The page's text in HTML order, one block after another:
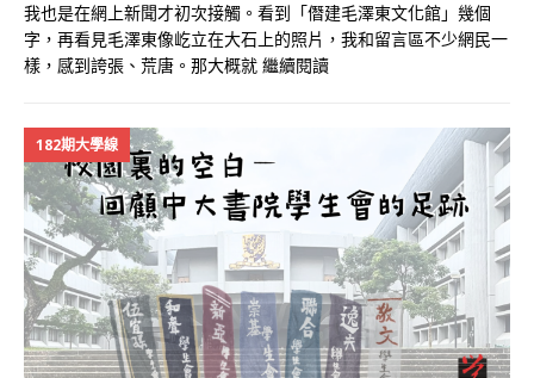
我也是在網上新聞才初次接觸。看到「僭建毛澤東文化館」幾個
字，再看見毛澤東像屹立在大石上的照片，我和留言區不少網民一
樣，感到誇張、荒唐。那大概就 繼續閱讀
182期大學線